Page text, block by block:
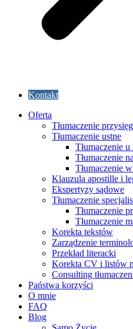
Kontakt
Oferta
Tłumaczenie
Tłumaczenie ustne
Tłumaczenie u
Tłumaczenie
Tłumaczenie
Klauzula apostille i
Ekspertyzy sądowe
Tłumaczenie
Tłumaczenie
Tłumaczenie
Korekta tekstów
Zarządzenie
Przekład literacki
Korekta CV i listów
Consulting
Państwa korzyści
O mnie
FAQ
Blog